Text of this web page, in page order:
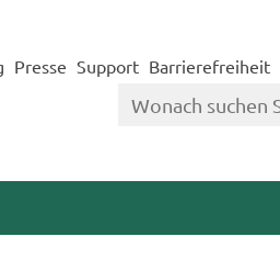
Presse Support Barrierefreiheit